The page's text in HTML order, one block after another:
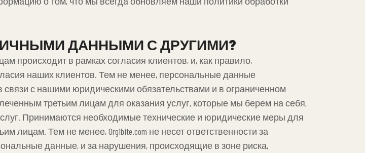
ЛИЧНЫМИ ДАННЫМИ С ДРУГИМИ?
происходит в рамках согласия клиентов, и, как правило,
наших клиентов. Тем не менее, персональные данные
с нашими юридическими обязательствами и в ограниченном
третьим лицам для оказания услуг, которые мы берем на себя,
Принимаются необходимые технические и юридические меры для
Тем не менее, Orgibite.com не несет ответственности за
данные, и за нарушения, происходящие в зоне риска,